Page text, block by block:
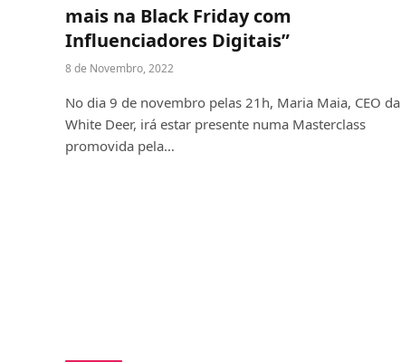
mais na Black Friday com
Influenciadores Digitais”
8 de Novembro, 2022
No dia 9 de novembro pelas 21h, Maria Maia, CEO da
White Deer, irá estar presente numa Masterclass
promovida pela…